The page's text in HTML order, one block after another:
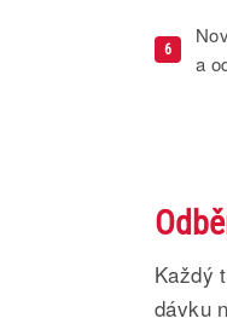
6
a
Každý
dávku